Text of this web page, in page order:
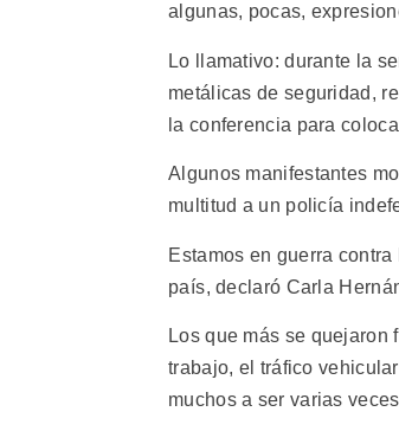
algunas, pocas,
Lo llamativo: durante la
metálicas de seguridad,
la conferencia para
Algunos manifestantes
multitud a un policía
Estamos en guerra
país, declaró Carla
Los que más se
trabajo, el tráfico
muchos a ser varias